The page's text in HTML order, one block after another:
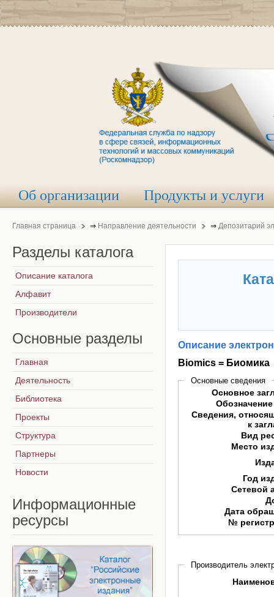
Об организации Продукты и услуги
Главная страница ⇒ Направление деятельности ⇒ Депозитарий
Описание
Biomics = Биомика
Основные сведения
Основное
Сведения,
к
Вид
Место
Год
Сетевой
Дата
№
Производитель
Разделы каталога
Описание каталога
Алфавит
Производители
Основные разделы
Главная
Деятельность
Библиотека
Проекты
Структура
Партнеры
Новости
Информационные
ресурсы